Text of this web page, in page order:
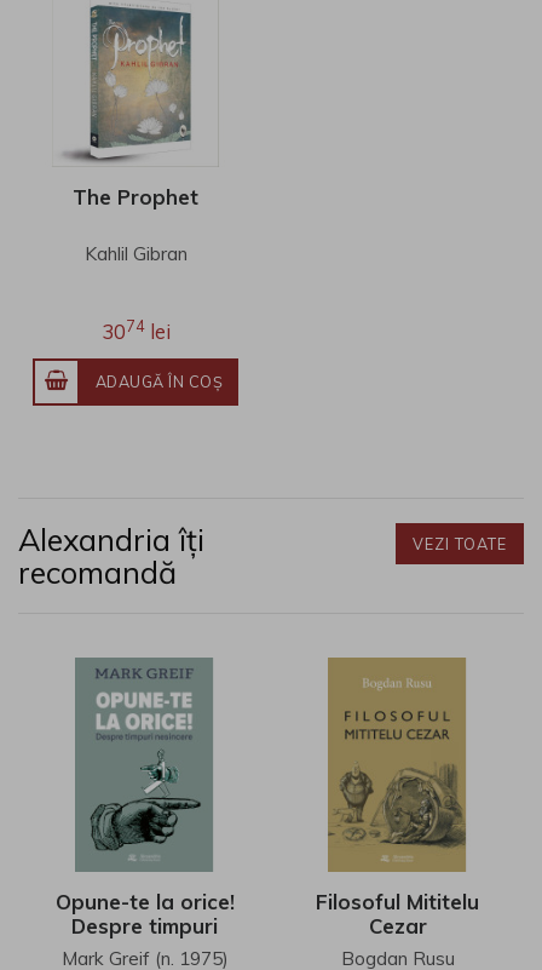
The Prophet
Kahlil Gibran
3074lei
ADAUGĂ ÎN COŞ
Alexandria îți
recomandă
VEZI TOATE
Opune-te la orice!
Despre timpuri
nesincere
Mark Greif (n. 1975)
Filosoful Mititelu
Cezar
Bogdan Rusu